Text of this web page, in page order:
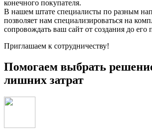
конечного покупателя.
В нашем штате специалисты по разным
позволяет нам специализироваться на
сопровождать ваш сайт от создания до его
Приглашаем к сотрудничеству!
Помогаем выбрать
лишних затрат